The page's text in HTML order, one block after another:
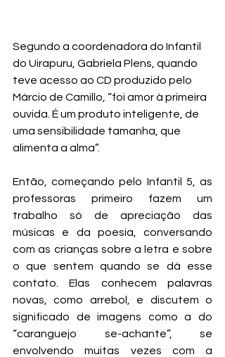
Segundo a coordenadora do Infantil
do Uirapuru, Gabriela Plens, quando
teve acesso ao CD produzido pelo
Márcio de Camillo, “foi amor à primeira
ouvida. É um produto inteligente, de
uma sensibilidade tamanha, que
alimenta a alma”.
Então, começando pelo Infantil 5, as
professoras primeiro fazem um
trabalho só de apreciação das
músicas e da poesia, conversando
com as crianças sobre a letra e sobre
o que sentem quando se dá esse
contato. Elas conhecem palavras
novas, como arrebol, e discutem o
significado de imagens como a do
“caranguejo se-achante”, se
envolvendo muitas vezes com a